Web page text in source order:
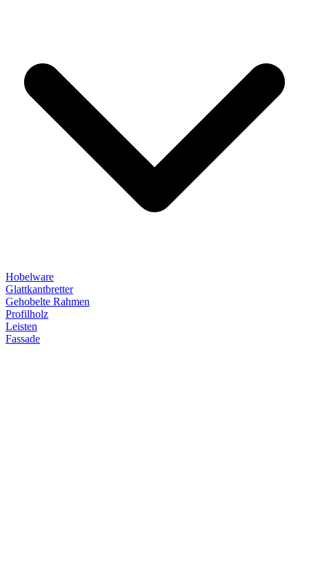
Hobelware
Glattkantbretter
Gehobelte Rahmen
Profilholz
Leisten
Fassade